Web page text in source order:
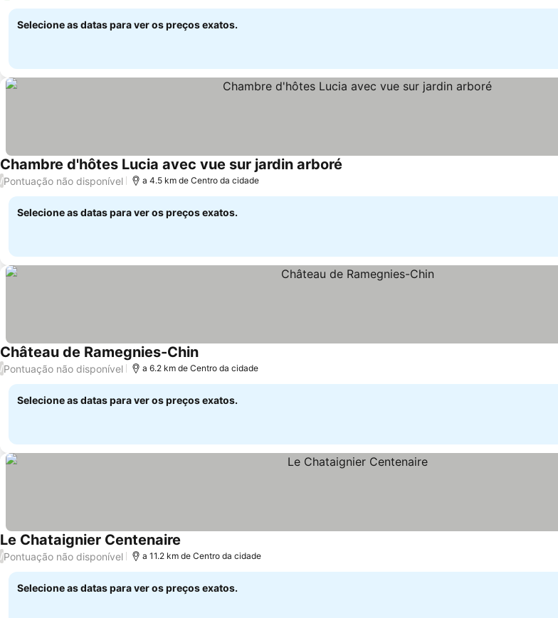
Selecione as datas para ver os preços exatos.
Chambre d'hôtes Lucia avec vue sur jardin arboré
/Pontuação não disponível a 4.5 km de Centro da cidade
Selecione as datas para ver os preços exatos.
Château de Ramegnies-Chin
/Pontuação não disponível a 6.2 km de Centro da cidade
Selecione as datas para ver os preços exatos.
Le Chataignier Centenaire
/Pontuação não disponível a 11.2 km de Centro da cidade
Selecione as datas para ver os preços exatos.